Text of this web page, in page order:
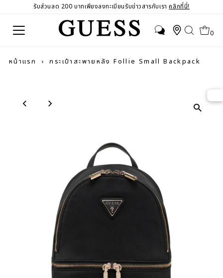
รับส่วนลด 200 บาทเพียงลงทะเบียนรับข่าวสารกับเราคลิกที่นี่!
0
หน้าแรก › กระเป๋าสะพายหลัง Follie Small Backpack